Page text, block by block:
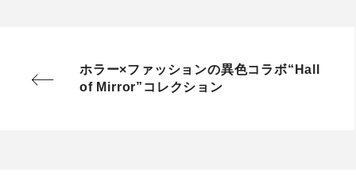
ホラー×ファッションの異色コラボ“Hall
of Mirror”コレクション